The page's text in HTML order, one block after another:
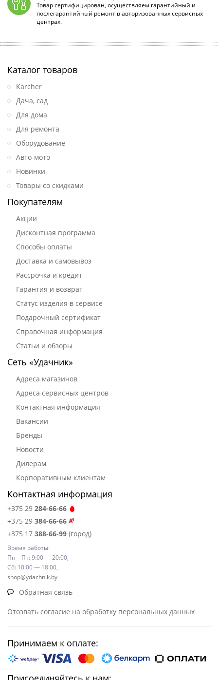
Товар сертифицирован, осуществляем гарантийный и
послегарантийный ремонт в авторизованных сервисных
центрах.
Каталог товаров
Karcher
Дача, сад
Для дома
Для ремонта
Оборудование
Авто-мото
Новинки
Товары со скидками
Покупателям
Акции
Дисконтная программа
Способы оплаты
Доставка и самовывоз
Рассрочка и кредит
Гарантия и возврат
Статус изделия в сервисе
Подарочный сертификат
Справочная информация
Статьи и обзоры
Сеть «Удачник»
Адреса магазинов
Адреса сервисных центров
Контактная информация
Вакансии
Бренды
Новости
Дилерам
Корпоративным клиентам
Контактная информация
+375 29 284-66-66
+375 29 384-66-66
+375 17 388-66-99 (город)
Время работы:
Пн – Пт: 9:00 — 20:00,
Сб: 10:00 — 18:00,
shop@ydachnik.by
Обратная связь
Отозвать согласие на обработку персональных данных
Принимаем к оплате: